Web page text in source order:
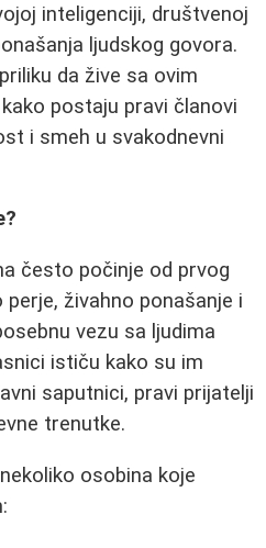
inteligenciji, društvenoj
ljudskog govora.
da žive sa ovim
postaju pravi članovi
i smeh u svakodnevni
često počinje od prvog
živahno ponašanje i
vezu sa ljudima
ističu kako su im
saputnici, pravi prijatelji
trenutke.
osobina koje